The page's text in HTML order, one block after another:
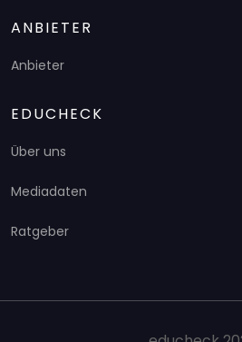
ANBIETER
Anbieter
EDUCHECK
Über uns
Mediadaten
Ratgeber